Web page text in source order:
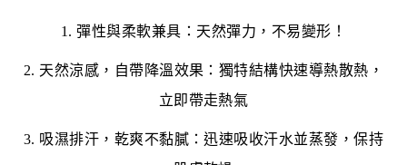
1. 彈性與柔軟兼具 ： 天然彈力，不易變形！
2. 天然涼感，自帶降溫效果 ： 獨特結構快速導熱散熱，
立即帶走熱氣
3. 吸濕排汗，乾爽不黏膩：迅速吸收汗水並蒸發，保持